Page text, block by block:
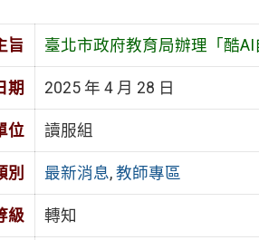
旨 臺北市政府教育局辦理「酷
期 2025 年 4 月 28 日
位 讀服組
別 最新消息, 教師專區
級 轉知